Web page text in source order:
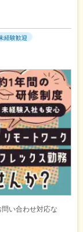
経験歓迎
い合わせ対応な